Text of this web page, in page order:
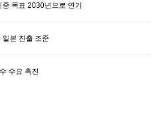
목표 2030년으로 연기
일본 진출 조준
수요 촉진